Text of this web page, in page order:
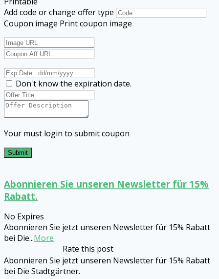
Add code or change offer type
Coupon image Print coupon image
Don't know the expiration date.
Your must login to submit coupon
Submit
Abonnieren Sie unseren Newsletter für 15%
Rabatt.
No Expires
Abonnieren Sie jetzt unseren Newsletter für 15% Rabatt
bei Die...More
Rate this post
Abonnieren Sie jetzt unseren Newsletter für 15% Rabatt
bei Die Stadtgärtner.